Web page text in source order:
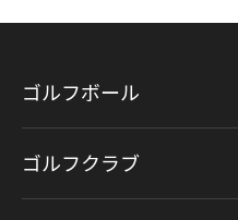
ゴルフボール
ゴルフクラブ